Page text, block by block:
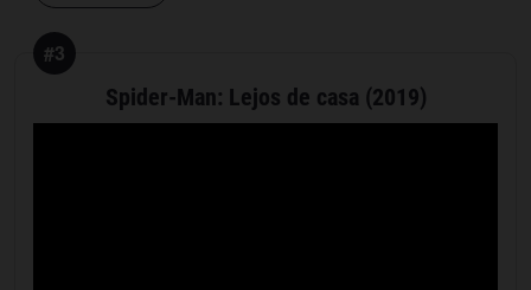
#3
Spider-Man: Lejos de casa (2019)